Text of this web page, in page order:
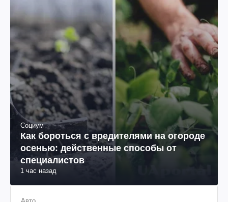
Социум
Как бороться с вредителями на огороде
осенью: действенные способы от
специалистов
1 час назад
Авто